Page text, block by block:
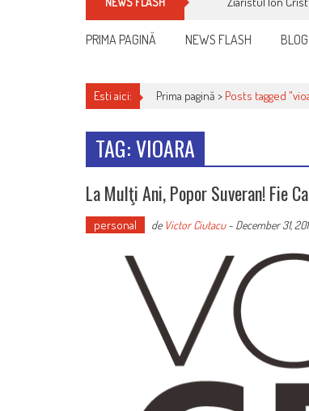
PRIMA PAGINĂ NEWS FLASH BLOG
Esti aici: Prima pagină > Posts tagged
TAG: VIOARA
La Mulţi Ani, Popor Suveran! Fie
personal de Victor Ciutacu- December 31,